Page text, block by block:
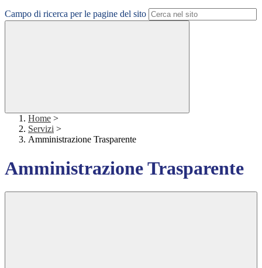
Campo di ricerca per le pagine del sito
Home >
Servizi >
Amministrazione Trasparente
Amministrazione Trasparente